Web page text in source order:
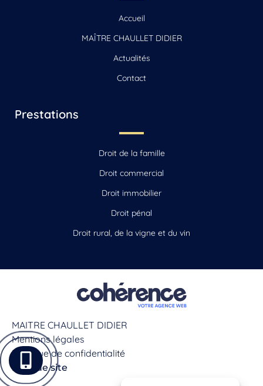
Accueil
MAÎTRE CHAULLET DIDIER
Actualités
Contact
Prestations
Droit de la famille
Droit commercial
Droit immobilier
Droit pénal
Droit rural, de la vigne et du vin
MAITRE CHAULLET DIDIER
Mentions légales
Politique de confidentialité
Plan de site